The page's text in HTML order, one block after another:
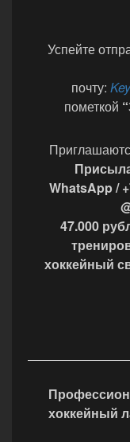
Успейте
почту:
пометкой
WhatsApp /
47.000
хоккейный
хоккейный